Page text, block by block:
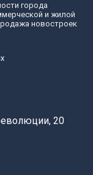
города
и жилой
новостроек
20